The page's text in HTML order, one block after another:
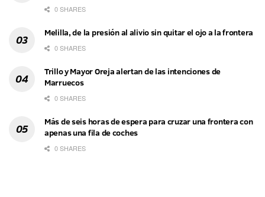
0 SHARES
Melilla, de la presión al alivio sin quitar el ojo a la frontera
0 SHARES
Trillo y Mayor Oreja alertan de las intenciones de
Marruecos
0 SHARES
Más de seis horas de espera para cruzar una frontera con
apenas una fila de coches
0 SHARES